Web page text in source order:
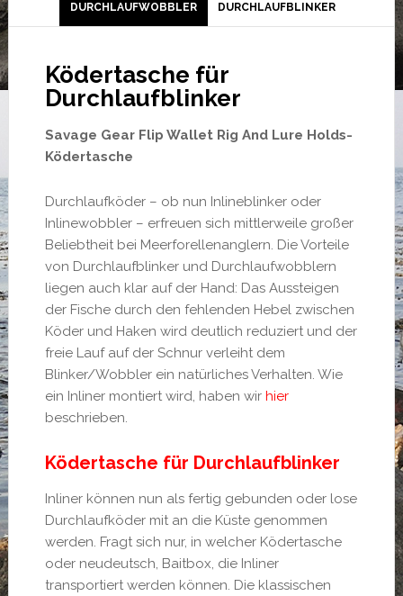
DURCHLAUFWOBBLER DURCHLAUFBLINKER
Ködertasche für
Durchlaufblinker
Savage Gear Flip Wallet Rig And Lure Holds-
Ködertasche
Durchlaufköder – ob nun Inlineblinker oder
Inlinewobbler – erfreuen sich mittlerweile großer
Beliebtheit bei Meerforellenanglern. Die Vorteile
von Durchlaufblinker und Durchlaufwobblern
liegen auch klar auf der Hand: Das Aussteigen
der Fische durch den fehlenden Hebel zwischen
Köder und Haken wird deutlich reduziert und der
freie Lauf auf der Schnur verleiht dem
Blinker/Wobbler ein natürliches Verhalten. Wie
ein Inliner montiert wird, haben wir hier
beschrieben.
Ködertasche für Durchlaufblinker
Inliner können nun als fertig gebunden oder lose
Durchlaufköder mit an die Küste genommen
werden. Fragt sich nur, in welcher Ködertasche
oder neudeutsch, Baitbox, die Inliner
transportiert werden können. Die klassischen